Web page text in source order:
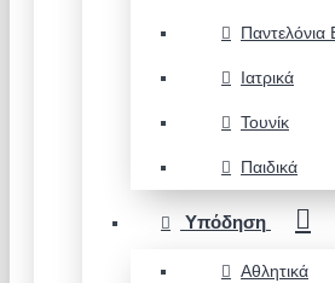
Παντελόνια
Ιατρικά
Τουνίκ
Παιδικά
Υπόδηση
Αθλητικά